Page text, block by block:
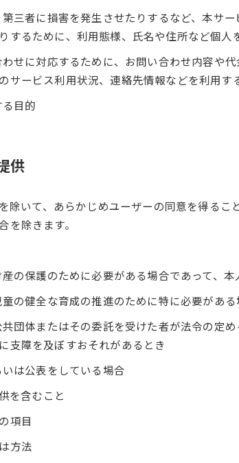
三者に損害を発生させたりするなど、本サ
するために、利用態様、氏名や住所など個
せに対応するために、お問い合わせ内容や
サービス利用状況、連絡先情報などを利用す
目的
供
除いて、あらかじめユーザーの同意を得る
を除きます。
の保護のために必要がある場合であって、
の健全な育成の推進のために特に必要があ
団体またはその委託を受けた者が法令の定
支障を及ぼすおそれがあるとき
は公表をしている場合
を含むこと
項目
方法